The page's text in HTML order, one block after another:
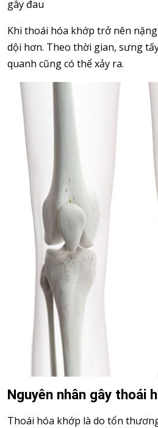
gây đau
Khi thoái hóa khớp trở nên
dội hơn. Theo thời gian, sưng
quanh cũng có thể xảy ra.
Nguyên nhân gây thoái
Thoái hóa khớp là do tổn